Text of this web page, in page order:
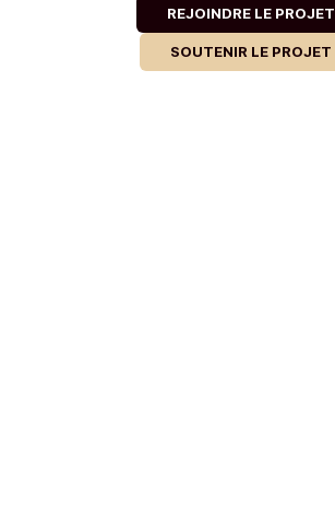
REJOINDRE LE PROJET
SOUTENIR LE PROJET